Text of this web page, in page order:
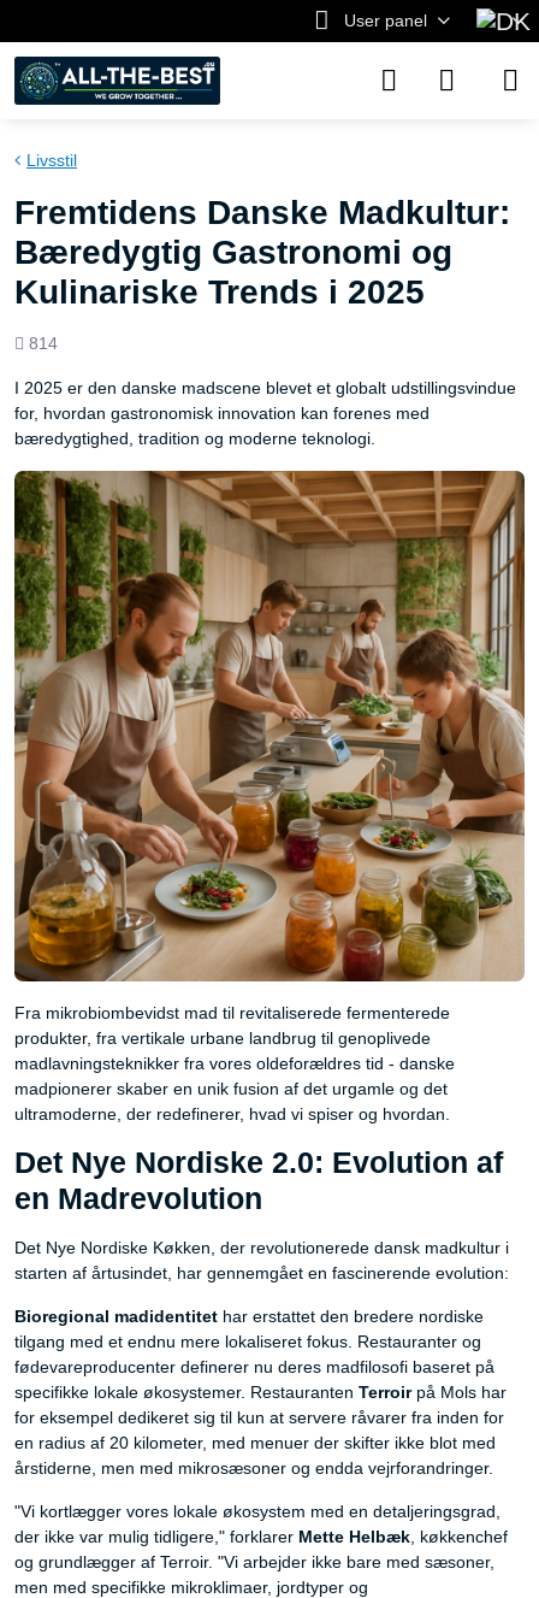
User panel
Livsstil
Fremtidens Danske Madkultur:
Bæredygtig Gastronomi og
Kulinariske Trends i 2025
Views
814
I 2025 er den danske madscene blevet et globalt udstillingsvindue
for, hvordan gastronomisk innovation kan forenes med
bæredygtighed, tradition og moderne teknologi.
Fra mikrobiombevidst mad til revitaliserede fermenterede
produkter, fra vertikale urbane landbrug til genoplivede
madlavningsteknikker fra vores oldeforældres tid - danske
madpionerer skaber en unik fusion af det urgamle og det
ultramoderne, der redefinerer, hvad vi spiser og hvordan.
Det Nye Nordiske 2.0: Evolution af
en Madrevolution
Det Nye Nordiske Køkken, der revolutionerede dansk madkultur i
starten af årtusindet, har gennemgået en fascinerende evolution:
Bioregional madidentitet har erstattet den bredere nordiske
tilgang med et endnu mere lokaliseret fokus. Restauranter og
fødevareproducenter definerer nu deres madfilosofi baseret på
specifikke lokale økosystemer. Restauranten Terroirpå Mols har
for eksempel dedikeret sig til kun at servere råvarer fra inden for
en radius af 20 kilometer, med menuer der skifter ikke blot med
årstiderne, men med mikrosæsoner og endda vejrforandringer.
"Vi kortlægger vores lokale økosystem med en detaljeringsgrad,
der ikke var mulig tidligere," forklarer Mette Helbæk , køkkenchef
og grundlægger af Terroir. "Vi arbejder ikke bare med sæsoner,
men med specifikke mikroklimaer, jordtyper og